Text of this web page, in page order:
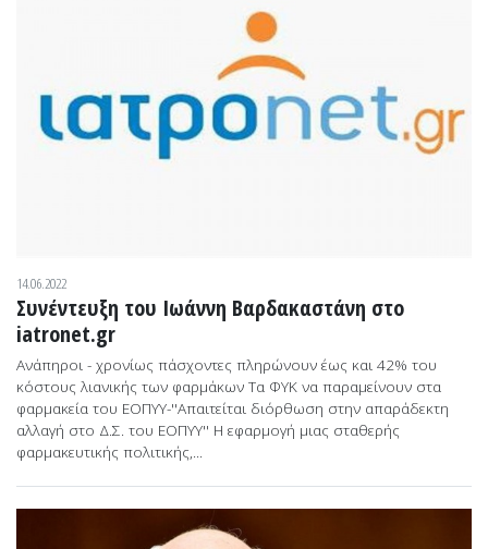
14.06.2022
Συνέντευξη του Ιωάννη Βαρδακαστάνη στο
iatronet.gr
Ανάπηροι - χρονίως πάσχοντες πληρώνουν έως και 42% του
κόστους λιανικής των φαρμάκων Τα ΦΥΚ να παραμείνουν στα
φαρμακεία του ΕΟΠΥΥ-''Απαιτείται διόρθωση στην απαράδεκτη
αλλαγή στο Δ.Σ. του ΕΟΠΥΥ'' Η εφαρμογή μιας σταθερής
φαρμακευτικής πολιτικής,...